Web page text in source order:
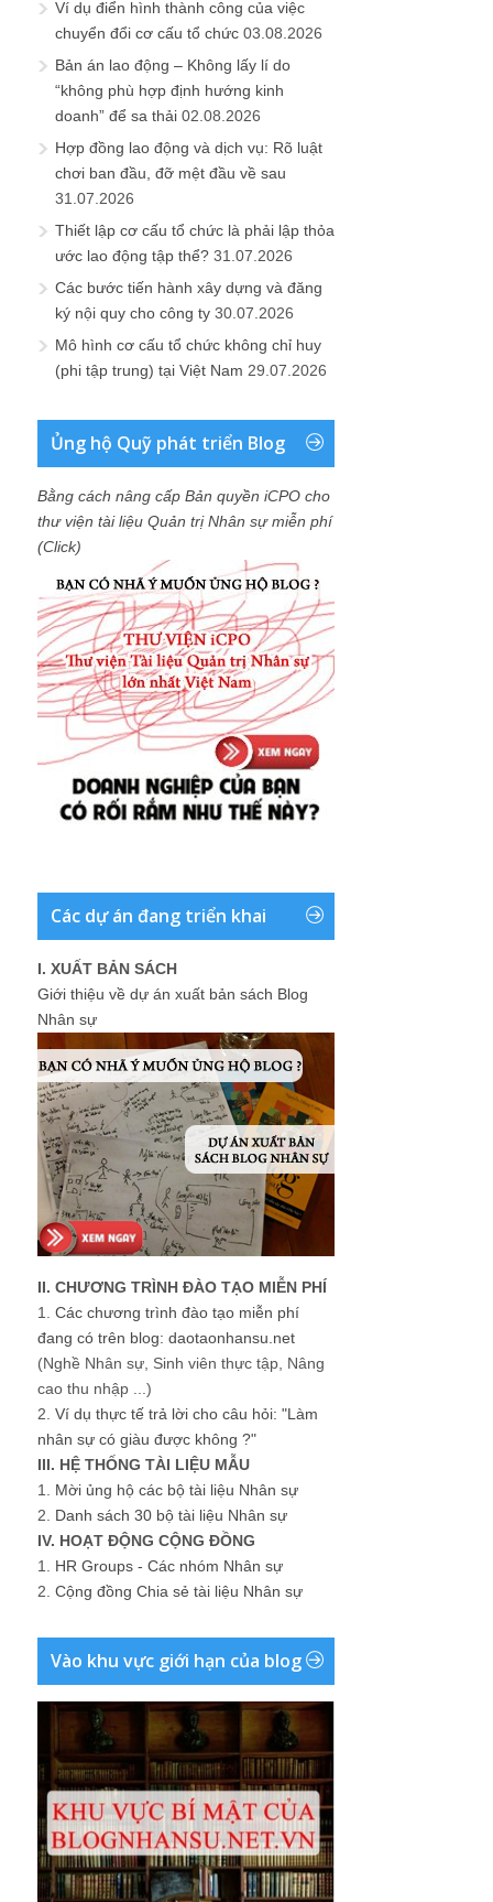
Ví dụ điển hình thành công của việc
chuyển đổi cơ cấu tổ chức 03.08.2026
Bản án lao động – Không lấy lí do
“không phù hợp định hướng kinh
doanh” để sa thải 02.08.2026
Hợp đồng lao động và dịch vụ: Rõ luật
chơi ban đầu, đỡ mệt đầu về sau
31.07.2026
Thiết lập cơ cấu tổ chức là phải lập thỏa
ước lao động tập thể? 31.07.2026
Các bước tiến hành xây dựng và đăng
ký nội quy cho công ty 30.07.2026
Mô hình cơ cấu tổ chức không chỉ huy
(phi tập trung) tại Việt Nam 29.07.2026
Ủng hộ Quỹ phát triển Blog
Bằng cách nâng cấp Bản quyền iCPO cho
thư viện tài liệu Quản trị Nhân sự miễn phí
(Click)
Các dự án đang triển khai
I. XUẤT BẢN SÁCH
Giới thiệu về dự án xuất bản sách Blog
Nhân sự
II. CHƯƠNG TRÌNH ĐÀO TẠO MIỄN PHÍ
1. Các chương trình đào tạo miễn phí
đang có trên blog: daotaonhansu.net
(Nghề Nhân sự, Sinh viên thực tập, Nâng
cao thu nhập ...)
2. Ví dụ thực tế trả lời cho câu hỏi: "Làm
nhân sự có giàu được không ?"
III. HỆ THỐNG TÀI LIỆU MẪU
1. Mời ủng hộ các bộ tài liệu Nhân sự
2. Danh sách 30 bộ tài liệu Nhân sự
IV. HOẠT ĐỘNG CỘNG ĐỒNG
1. HR Groups - Các nhóm Nhân sự
2. Cộng đồng Chia sẻ tài liệu Nhân sự
Vào khu vực giới hạn của blog